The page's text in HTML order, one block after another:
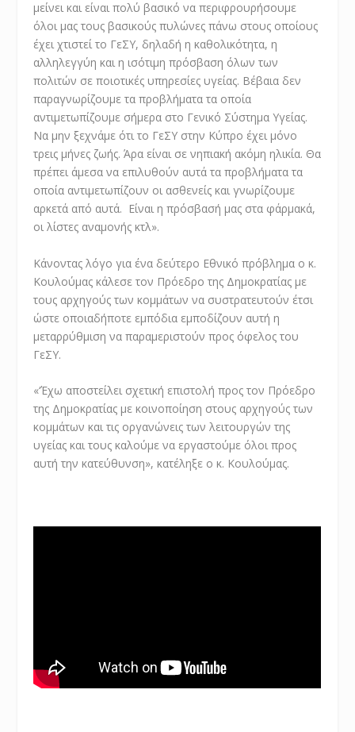
μείνει και είναι πολύ βασικό να περιφρουρήσουμε
όλοι μας τους βασικούς πυλώνες πάνω στους οποίους
έχει χτιστεί το ΓεΣΥ, δηλαδή η καθολικότητα, η
αλληλεγγύη και η ισότιμη πρόσβαση όλων των
πολιτών σε ποιοτικές υπηρεσίες υγείας. Βέβαια δεν
παραγνωρίζουμε τα προβλήματα τα οποία
αντιμετωπίζουμε σήμερα στο Γενικό Σύστημα Υγείας.
Να μην ξεχνάμε ότι το ΓεΣΥ στην Κύπρο έχει μόνο
τρεις μήνες ζωής. Άρα είναι σε νηπιακή ακόμη ηλικία. Θα
πρέπει άμεσα να επιλυθούν αυτά τα προβλήματα τα
οποία αντιμετωπίζουν οι ασθενείς και γνωρίζουμε
αρκετά από αυτά. Είναι η πρόσβασή μας στα φάρμακά,
οι λίστες αναμονής κτλ».
Κάνοντας λόγο για ένα δεύτερο Εθνικό πρόβλημα ο κ.
Κουλούμας κάλεσε τον Πρόεδρο της Δημοκρατίας με
τους αρχηγούς των κομμάτων να συστρατευτούν έτσι
ώστε οποιαδήποτε εμπόδια εμποδίζουν αυτή η
μεταρρύθμιση να παραμεριστούν προς όφελος του
ΓεΣΥ.
«‘Έχω αποστείλει σχετική επιστολή προς τον Πρόεδρο
της Δημοκρατίας με κοινοποίηση στους αρχηγούς των
κομμάτων και τις οργανώνεις των λειτουργών της
υγείας και τους καλούμε να εργαστούμε όλοι προς
αυτή την κατεύθυνση», κατέληξε ο κ. Κουλούμας.